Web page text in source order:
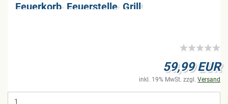
Feu­er­korb, Feu­er­stel­le, Grill,
59,99 EUR
inkl. 19% MwSt. zzgl. Versand